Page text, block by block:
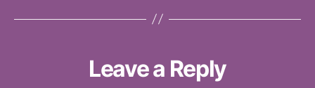
Leave a Reply